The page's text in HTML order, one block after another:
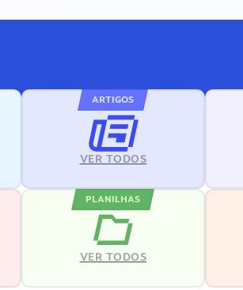
ARTIGOS
VER TODOS
PLANILHAS
VER TODOS